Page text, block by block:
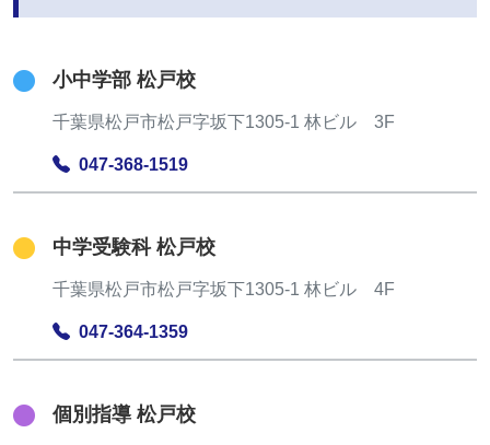
小中学部 松戸校
千葉県松戸市松戸字坂下1305-1 林ビル 3F
047-368-1519
中学受験科 松戸校
千葉県松戸市松戸字坂下1305-1 林ビル 4F
047-364-1359
個別指導 松戸校